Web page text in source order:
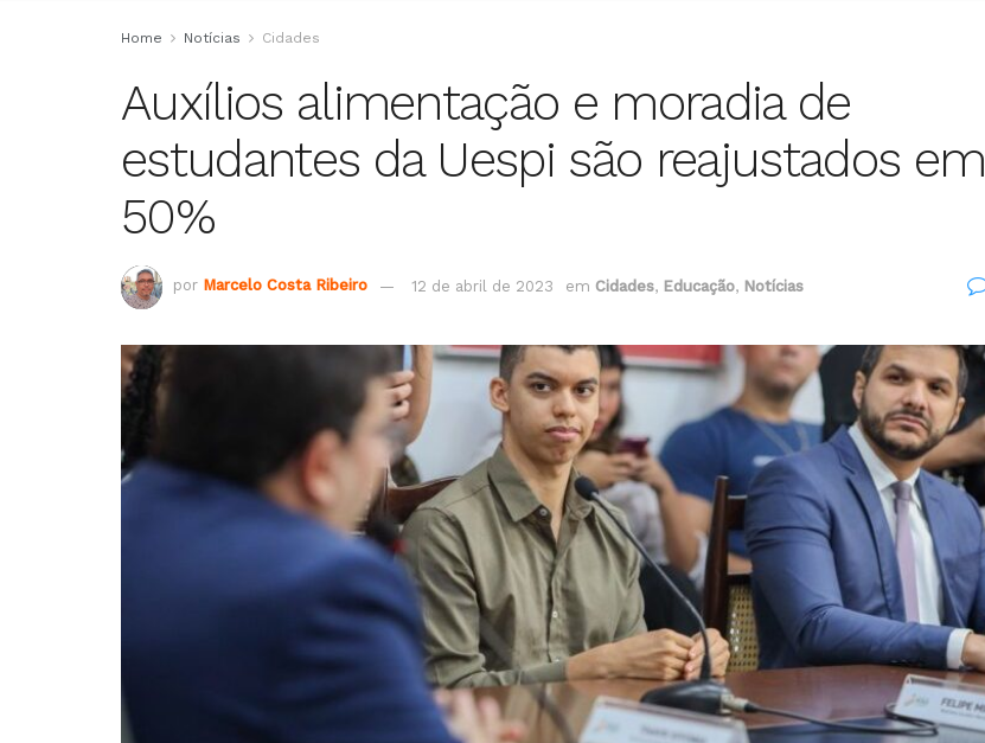
Home Notícias Cidades
Auxílios alimentação e moradia de
estudantes da Uespi são reajustados em
50%
por Marcelo Costa Ribeiro 12 de abril de 2023 em Cidades, Educação, Notícias